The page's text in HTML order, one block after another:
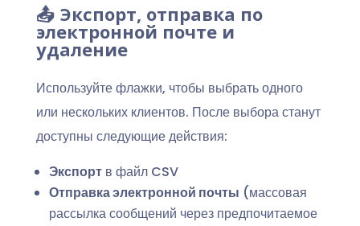
📤 Экспорт, отправка по
электронной почте и
удаление
Используйте флажки, чтобы выбрать одного
или нескольких клиентов. После выбора станут
доступны следующие действия:
Экспортв файл CSV
Отправка электронной почты (массовая
рассылка сообщений через предпочитаемое